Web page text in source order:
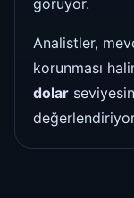
Analistler,
korunması
dolar